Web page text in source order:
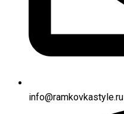
info@ramkovkastyle.ru